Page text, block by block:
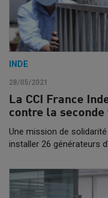
INDE
28/05/2021
La CCI France
contre la seconde
Une mission de
installer 26 générateurs